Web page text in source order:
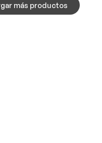
más productos